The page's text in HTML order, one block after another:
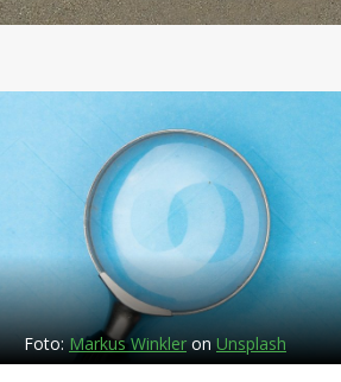
Foto:Markus WinkleronUnsplash